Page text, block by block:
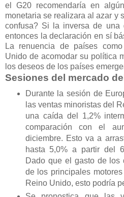
el G20 recomendaría en
monetaria se realizara al azar y
confusa? Si la inversa de una
entonces la declaración en sí
La renuencia de países
Unido de acomodar su política
los deseos de los países
Sesiones del mercado
Durante la sesión de
las ventas minoristas del
una caída del 1,2%
comparación con el
diciembre. Esto va a
hasta 5,0% a partir del
Dado que el gasto de los
de los principales
Reino Unido, esto podría